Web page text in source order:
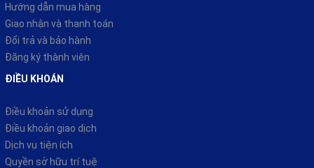
Hướng dẫn mua hàng
Giao nhận và thanh toán
Đổi trả và bảo hành
Đăng ký thành viên
ĐIỀU KHOÁN
Điều khoản sử dụng
Điều khoản giao dịch
Dịch vụ tiện ích
Quyền sở hữu trí tuệ